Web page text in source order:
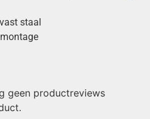
staal
geen productreviews